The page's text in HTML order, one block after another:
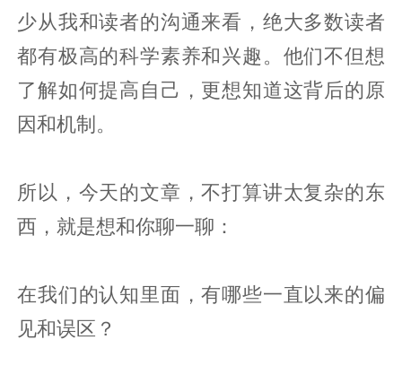
少从我和读者的沟通来看，绝大多数读者
都有极高的科学素养和兴趣。他们不但想
了解如何提高自己，更想知道这背后的原
因和机制。
所以，今天的文章，不打算讲太复杂的东
西，就是想和你聊一聊：
在我们的认知里面，有哪些一直以来的偏
见和误区？